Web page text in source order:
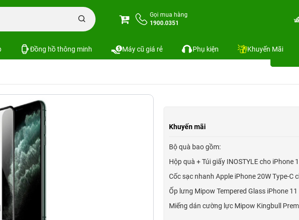
Gọi mua hàng
1900.0351
Đồng hồ thông minh Máy cũ giá rẻ Phụ kiện Khuyến Mãi
Combo phụ kiện iPhone 11 Series
+ Ốp lưng + Dán màn hình)
+ Cốc sạc Apple chính hãng + Ốp lưng + Dán màn
Khuyến mãi
Bộ quà bao gồm:
Hộp quà + Túi giấy INOSTYLE cho iPhone
Cốc sạc nhanh Apple iPhone 20W Type-C
Ốp lưng Mipow Tempered Glass iPhone 11
Miếng dán cường lực Mipow Kingbull